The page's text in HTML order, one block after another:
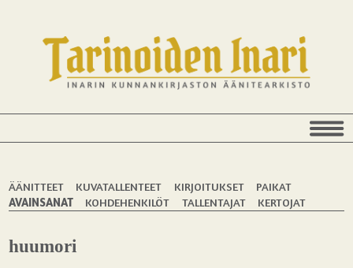
ÄÄNITTEET KUVATALLENTEET KIRJOITUKSET
PAIKAT
AVAINSANAT
KOHDEHENKILÖT TALLENTAJAT KERTOJAT
huumori